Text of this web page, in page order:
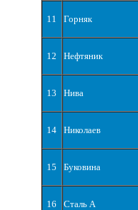
11 Горняк
12 Нефтяник
13 Нива
14 Николаев
15 Буковина
16 Сталь А